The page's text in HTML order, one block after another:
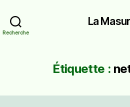
Recherche
La
Étiquette :